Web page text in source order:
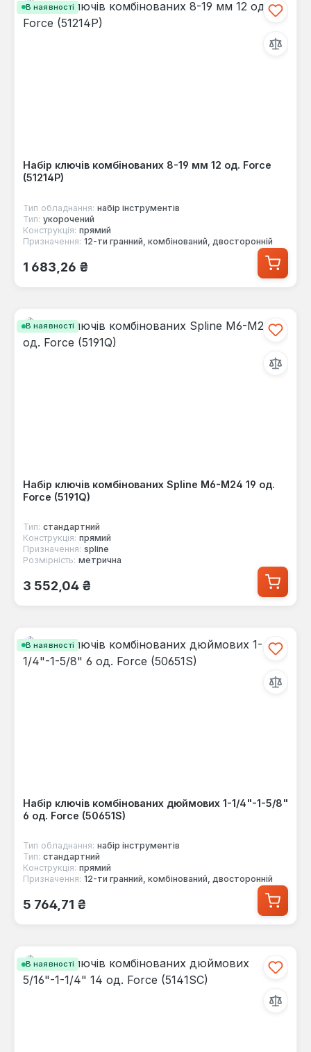
В наявності
Набір ключів комбінованих 8-19 мм 12 од. Force
(51214P)
Тип обладнання: набір інструментів
Тип: укорочений
Конструкція: прямий
Призначення: 12-ти гранний, комбінований, двосторонній
Звичайна ціна:
1 683,26 ₴
В наявності
Набір ключів комбінованих Spline М6-М24 19 од.
Force (5191Q)
Тип: стандартний
Конструкція: прямий
Призначення: spline
Розмірність: метрична
Звичайна ціна:
3 552,04 ₴
В наявності
Набір ключів комбінованих дюймових 1-1/4"-1-5/8"
6 од. Force (50651S)
Тип обладнання: набір інструментів
Тип: стандартний
Конструкція: прямий
Призначення: 12-ти гранний, комбінований, двосторонній
Звичайна ціна:
5 764,71 ₴
В наявності